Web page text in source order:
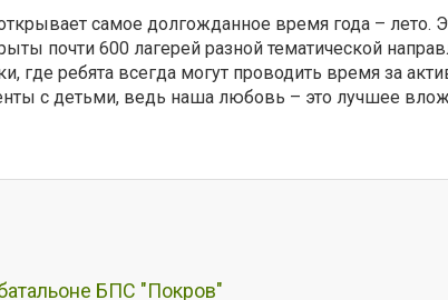
самое долгожданное время года – лето.
почти 600 лагерей разной тематической
где ребята всегда могут проводить время за
с детьми, ведь наша любовь – это лучшее
БПС "Покров"